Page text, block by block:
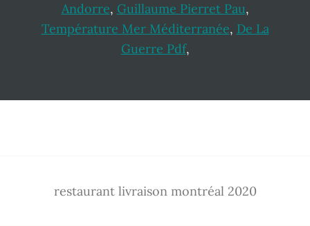
Andorre, Guillaume Pierret Pau,
Température Mer Méditerranée, De La
Guerre Pdf,
restaurant livraison montréal 2020